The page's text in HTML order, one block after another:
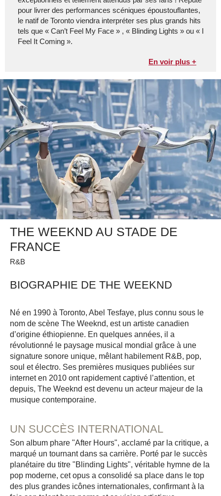
pour livrer des performances scéniques époustouflantes,
le natif de Toronto viendra interpréter ses plus grands hits
tels que « Can’t Feel My Face » , « Blinding Lights » ou « I
Feel It Coming ».​
En voir plus +
THE WEEKND AU STADE DE
FRANCE
R&B
BIOGRAPHIE DE THE WEEKND
Né en 1990 à Toronto, Abel Tesfaye, plus connu sous le
nom de scène The Weeknd, est un artiste canadien
d’origine éthiopienne. En quelques années, il a
révolutionné le paysage musical mondial grâce à une
signature sonore unique, mêlant habilement R&B, pop,
soul et électro. Ses premières musiques publiées sur
internet en 2010 ont rapidement captivé l’attention, et
depuis, The Weeknd est devenu un acteur majeur de la
musique contemporaine.
UN SUCCÈS INTERNATIONAL
Son album phare "After Hours", acclamé par la critique, a
marqué un tournant dans sa carrière. Porté par le succès
planétaire du titre "Blinding Lights", véritable hymne de la
pop moderne, cet opus a consolidé sa place dans le top
des plus grandes icônes internationales, confirmant à la